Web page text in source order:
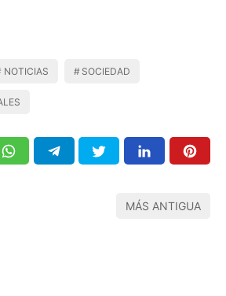
NOTICIAS SOCIEDAD
MÁS ANTIGUA